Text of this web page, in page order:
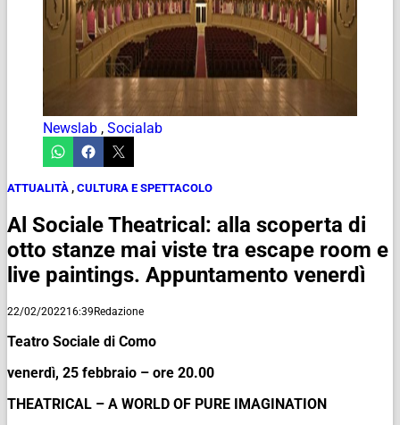
Newslab , Socialab
ATTUALITÀ , CULTURA E SPETTACOLO
Al Sociale Theatrical: alla scoperta di
otto stanze mai viste tra escape room e
live paintings. Appuntamento venerdì
22/02/202216:39Redazione
Teatro Sociale di Como
venerdì, 25 febbraio – ore 20.00
THEATRICAL – A WORLD OF PURE IMAGINATION